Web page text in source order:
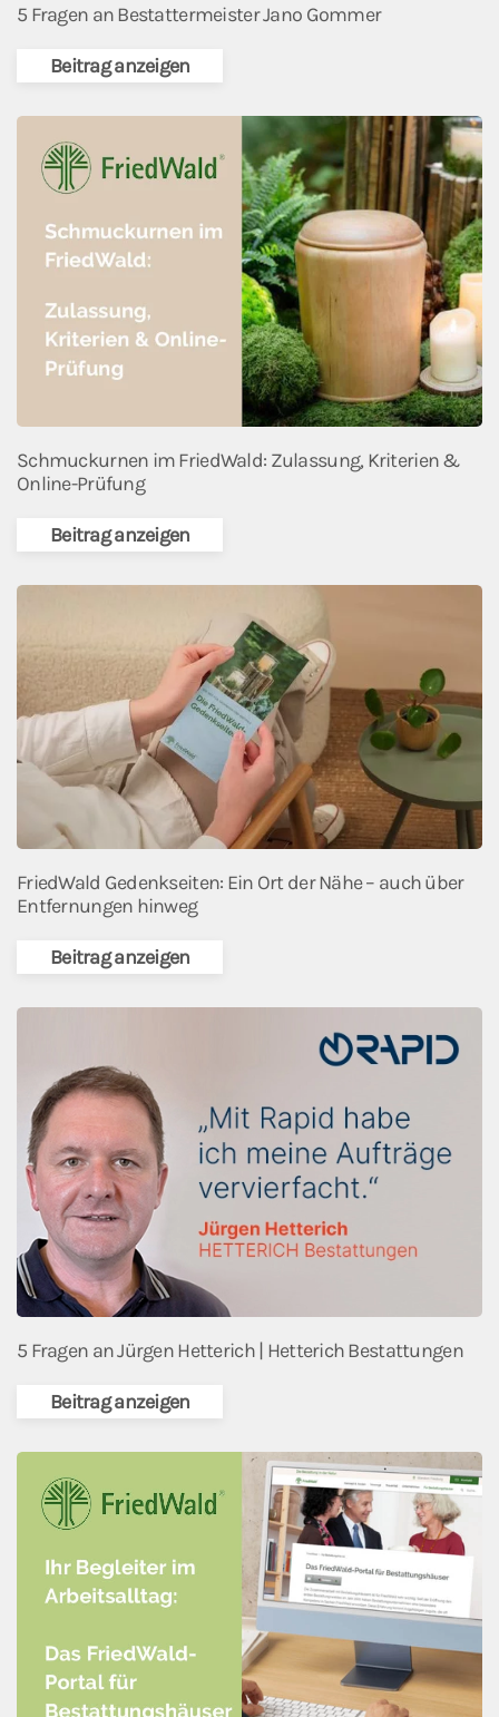
5 Fragen an Bestattermeister Jano Gommer
Beitrag anzeigen
Schmuckurnen im FriedWald: Zulassung, Kriterien &
Online-Prüfung
Beitrag anzeigen
FriedWald Gedenkseiten: Ein Ort der Nähe – auch über
Entfernungen hinweg
Beitrag anzeigen
5 Fragen an Jürgen Hetterich | Hetterich Bestattungen
Beitrag anzeigen